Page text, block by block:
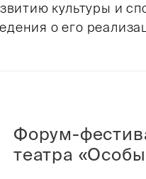
культуры и
о его
Форум-
театра